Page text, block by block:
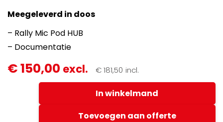
Meegeleverd in doos
– Rally Mic Pod HUB
– Documentatie
€150,00 excl. €181,50 incl.
MIC
POD
-
In winkelmand
Toevoegen aan offerte